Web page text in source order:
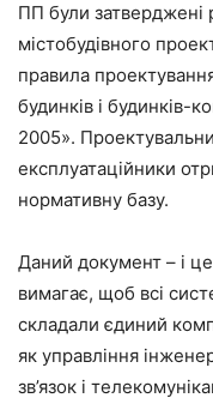
ПП були затверджені
містобудівного
правила
будинків і
2005».
експлуатаційники
нормативну базу.
Даний документ – і
вимагає, щоб всі
складали єдиний
як управління
зв’язок і